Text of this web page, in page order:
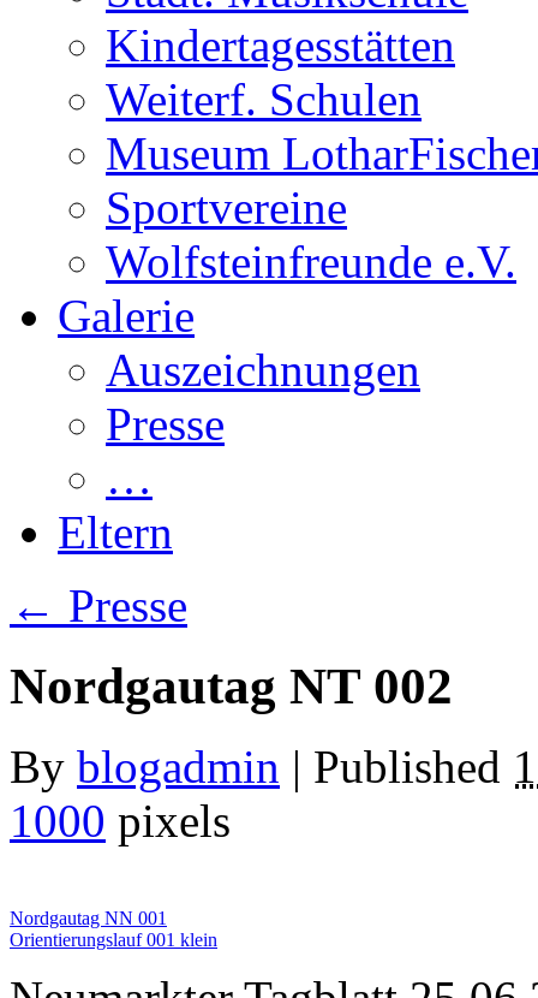
Kindertagesstätten
Weiterf. Schulen
Museum
Sportvereine
Wolfsteinfreunde e.V.
Galerie
Auszeichnungen
Presse
…
Eltern
← Presse
Nordgautag NT 002
By blogadmin | Published
1000 pixels
Nordgautag NN 001
Orientierungslauf 001 klein